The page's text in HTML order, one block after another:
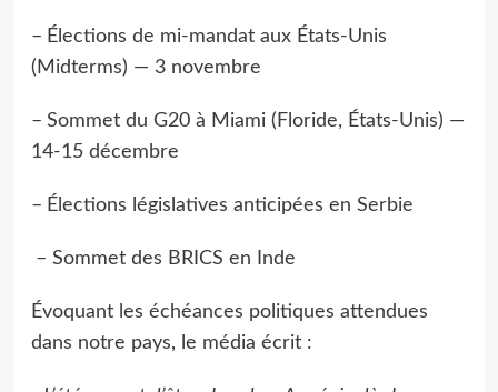
– Élections de mi-mandat aux États-Unis
(Midterms) — 3 novembre
– Sommet du G20 à Miami (Floride, États-Unis) —
14-15 décembre
– Élections législatives anticipées en Serbie
– Sommet des BRICS en Inde
Évoquant les échéances politiques attendues
dans notre pays, le média écrit :